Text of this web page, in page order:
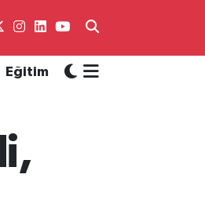
Eğitim